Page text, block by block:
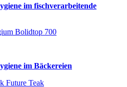
im fischverarbeitende
im Bäckereien